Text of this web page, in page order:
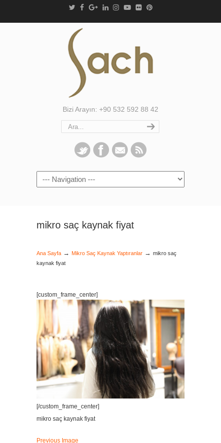
Bizi Arayın: +90 532 592 88 42
Navigation
mikro saç kaynak fiyat
Ana Sayfa → Mikro Saç Kaynak Yaptıranlar → mikro saç
kaynak fiyat
[custom_frame_center]
[/custom_frame_center]
mikro saç kaynak fiyat
Previous Image